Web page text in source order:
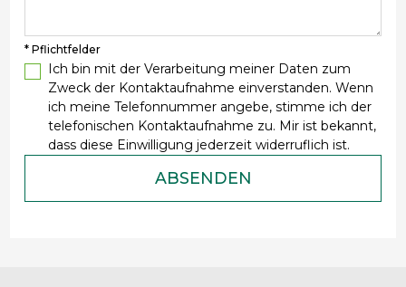
* Pflichtfelder
Ich bin mit der Verarbeitung meiner Daten zum
Zweck der Kontaktaufnahme einverstanden. Wenn
ich meine Telefonnummer angebe, stimme ich der
telefonischen Kontaktaufnahme zu. Mir ist bekannt,
dass diese Einwilligung jederzeit widerruflich ist.